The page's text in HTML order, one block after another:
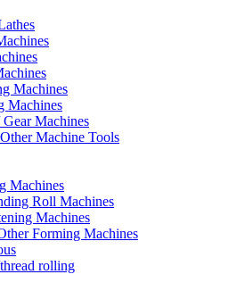
Machines
Machines
Gear Machines
Machine Tools
Machines
Roll Machines
Machines
Forming Machines
rolling